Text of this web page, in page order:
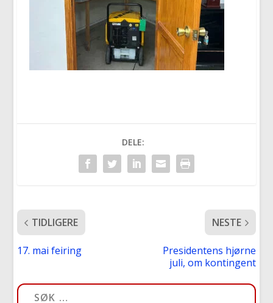
DELE:
TIDLIGERE
17. mai feiring
NESTE
Presidentens hjørne
juli, om kontingent